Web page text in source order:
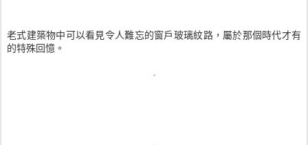
老式建築物中可以看見令人難忘的窗戶玻璃紋路，屬於那個時代才有
的特殊回憶。